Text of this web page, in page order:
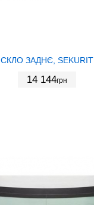
СКЛО ЗАДНЄ, SEKURIT
14 144грн